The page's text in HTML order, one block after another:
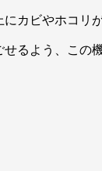
カビやホコリ
るよう、この